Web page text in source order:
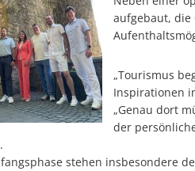
aufgebaut, die
„Tourismus
Inspirationen
„Genau dort
der
stehen insbesondere